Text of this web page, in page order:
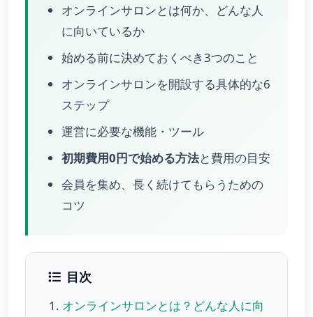
オンラインサロンとは何か、どんな人
に向いているか
始める前に決めておくべき3つのこと
オンラインサロンを開設する具体的な6
ステップ
運営に必要な機能・ツール
初期費用0円で始める方法と費用の目安
会員を集め、長く続けてもらうための
コツ
目次
オンラインサロンとは？どんな人に向